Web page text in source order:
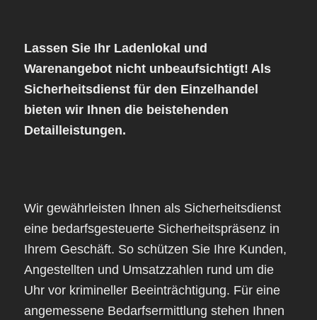
Lassen Sie Ihr Ladenlokal und
Warenangebot nicht unbeaufsichtigt! Als
Sicherheitsdienst für den Einzelhandel
bieten wir Ihnen die beistehenden
Detailleistungen.
Wir gewährleisten Ihnen als Sicherheitsdienst
eine bedarfsgesteuerte Sicherheitspräsenz in
Ihrem Geschäft. So schützen Sie Ihre Kunden,
Angestellten und Umsatzzahlen rund um die
Uhr vor krimineller Beeinträchtigung. Für eine
angemessene Bedarfsermittlung stehen Ihnen